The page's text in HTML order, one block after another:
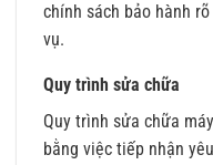
chính sách bảo hành
vụ.
Quy trình sửa chữa
Quy trình sửa chữa
bằng việc tiếp nhận